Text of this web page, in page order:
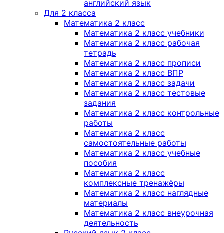
английский язык
Для 2 класса
Математика 2 класс
Математика 2 класс учебники
Математика 2 класс рабочая
тетрадь
Математика 2 класс прописи
Математика 2 класс ВПР
Математика 2 класс задачи
Математика 2 класс тестовые
задания
Математика 2 класс контрольные
работы
Математика 2 класс
самостоятельные работы
Математика 2 класс учебные
пособия
Математика 2 класс
комплексные тренажёры
Математика 2 класс наглядные
материалы
Математика 2 класс внеурочная
деятельность